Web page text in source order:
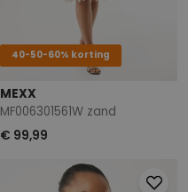
40-50-60% korting
MEXX
MF006301561W zand
€ 99,99